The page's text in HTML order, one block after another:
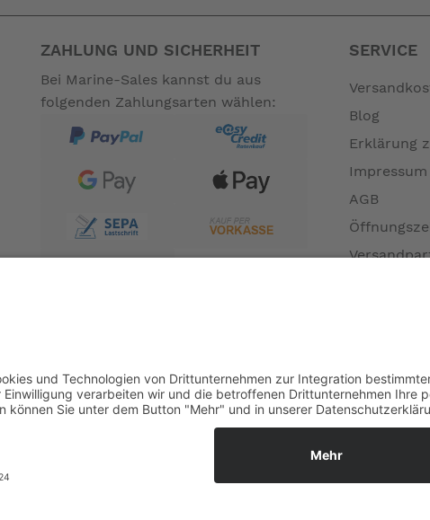
ZAHLUNG UND SICHERHEIT
Bei Marine-Sales kannst du aus
folgenden Zahlungsarten wählen:
SERVICE
Blog
Erklärung
Impressum
AGB